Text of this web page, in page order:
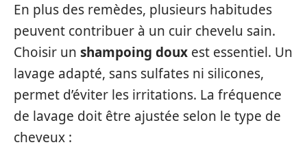
En plus des remèdes, plusieurs habitudes
peuvent contribuer à un cuir chevelu sain.
Choisir un shampoing doux est essentiel. Un
lavage adapté, sans sulfates ni silicones,
permet d’éviter les irritations. La fréquence
de lavage doit être ajustée selon le type de
cheveux :